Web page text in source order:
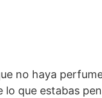
no haya
lo que estabas